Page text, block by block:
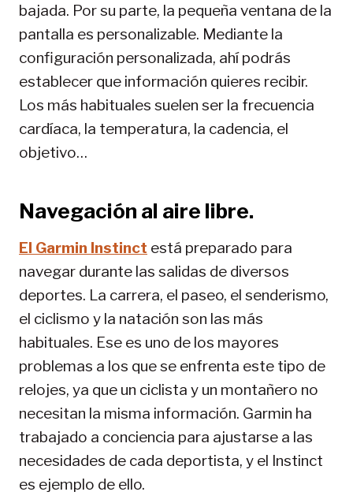
bajada. Por su parte, la pequeña ventana de la
pantalla es personalizable. Mediante la
configuración personalizada, ahí podrás
establecer que información quieres recibir.
Los más habituales suelen ser la frecuencia
cardíaca, la temperatura, la cadencia, el
objetivo…
Navegación al aire libre.
El Garmin Instinct está preparado para
navegar durante las salidas de diversos
deportes. La carrera, el paseo, el senderismo,
el ciclismo y la natación son las más
habituales. Ese es uno de los mayores
problemas a los que se enfrenta este tipo de
relojes, ya que un ciclista y un montañero no
necesitan la misma información. Garmin ha
trabajado a conciencia para ajustarse a las
necesidades de cada deportista, y el Instinct
es ejemplo de ello.